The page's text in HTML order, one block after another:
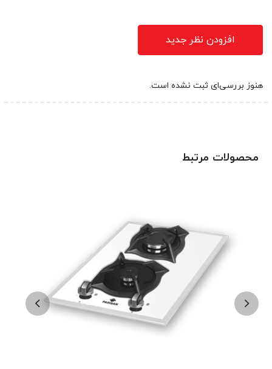
افزودن نظر جدید
هنوز بررسی‌ای ثبت نشده است.
محصولات مرتبط